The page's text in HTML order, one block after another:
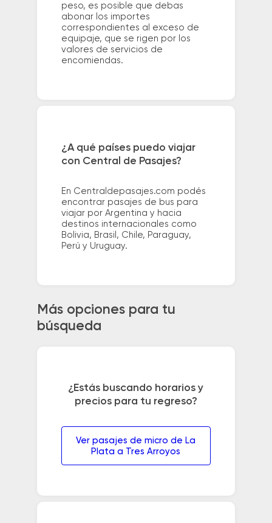
peso, es posible que debas
abonar los importes
correspondientes al exceso de
equipaje, que se rigen por los
valores de servicios de
encomiendas.
¿A qué países puedo viajar
con Central de Pasajes?
En Centraldepasajes.com podés
encontrar pasajes de bus para
viajar por Argentina y hacia
destinos internacionales como
Bolivia, Brasil, Chile, Paraguay,
Perú y Uruguay.
Más opciones para tu
búsqueda
¿Estás buscando horarios y
precios para tu regreso?
Ver pasajes de micro de La
Plata a Tres Arroyos